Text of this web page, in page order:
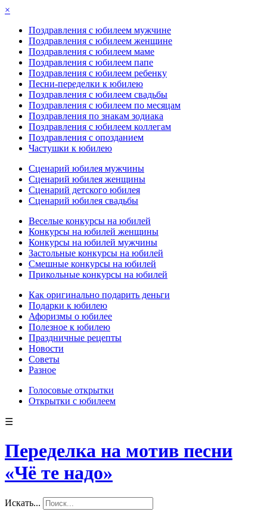
×
Поздравления с юбилеем мужчине
Поздравления с юбилеем женщине
Поздравления с юбилеем маме
Поздравления с юбилеем папе
Поздравления с юбилеем ребенку
Песни-переделки к юбилею
Поздравления с юбилеем свадьбы
Поздравления с юбилеем по месяцам
Поздравления по знакам зодиака
Поздравления с юбилеем коллегам
Поздравления с опозданием
Частушки к юбилею
Сценарий юбилея мужчины
Сценарий юбилея женщины
Сценарий детского юбилея
Сценарий юбилея свадьбы
Веселые конкурсы на юбилей
Конкурсы на юбилей женщины
Конкурсы на юбилей мужчины
Застольные конкурсы на юбилей
Смешные конкурсы на юбилей
Прикольные конкурсы на юбилей
Как оригинально подарить деньги
Подарки к юбилею
Афоризмы о юбилее
Полезное к юбилею
Праздничные рецепты
Новости
Советы
Разное
Голосовые открытки
Открытки с юбилеем
☰
Переделка на мотив песни
«Чё те надо»
Искать...